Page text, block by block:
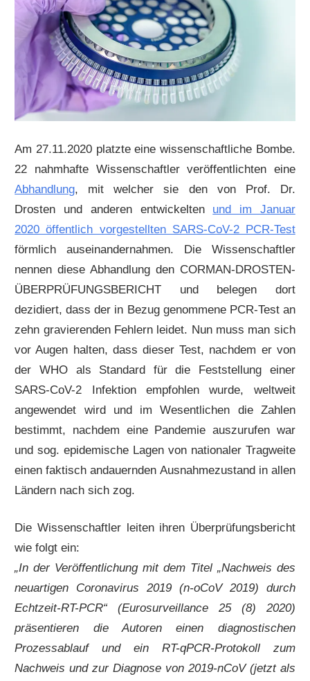
Am 27.11.2020 platzte eine wissenschaftliche Bombe.
22 nahmhafte Wissenschaftler veröffentlichten eine
Abhandlung, mit welcher sie den von Prof. Dr.
Drosten und anderen entwickelten und im Januar
2020 öffentlich vorgestellten SARS-CoV-2 PCR-Test
förmlich auseinandernahmen. Die Wissenschaftler
nennen diese Abhandlung den CORMAN-DROSTEN-
ÜBERPRÜFUNGSBERICHT und belegen dort
dezidiert, dass der in Bezug genommene PCR-Test an
zehn gravierenden Fehlern leidet. Nun muss man sich
vor Augen halten, dass dieser Test, nachdem er von
der WHO als Standard für die Feststellung einer
SARS-CoV-2 Infektion empfohlen wurde, weltweit
angewendet wird und im Wesentlichen die Zahlen
bestimmt, nachdem eine Pandemie auszurufen war
und sog. epidemische Lagen von nationaler Tragweite
einen faktisch andauernden Ausnahmezustand in allen
Ländern nach sich zog.
Die Wissenschaftler leiten ihren Überprüfungsbericht
wie folgt ein:
„In der Veröffentlichung mit dem Titel „Nachweis des
neuartigen Coronavirus 2019 (n-oCoV 2019) durch
Echtzeit-RT-PCR“ (Eurosurveillance 25 (8) 2020)
präsentieren die Autoren einen diagnostischen
Prozessablauf und ein RT-qPCR-Protokoll zum
Nachweis und zur Diagnose von 2019-nCoV (jetzt als